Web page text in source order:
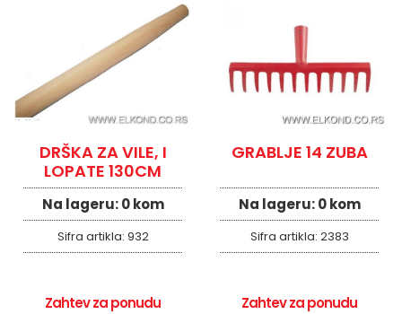
DRŠKA ZA VILE, I
LOPATE 130CM
Na lageru:0 kom
Sifra artikla: 932
Zahtev za ponudu
GRABLJE 14 ZUBA
Na lageru:0 kom
Sifra artikla: 2383
Zahtev za ponudu